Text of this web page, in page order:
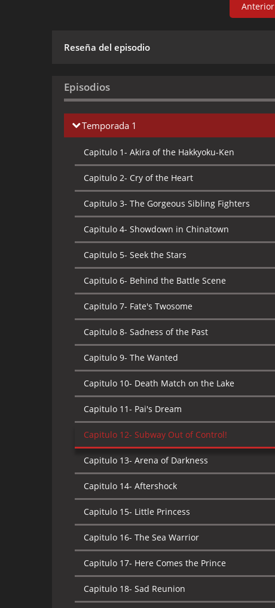
Anterior
Reseña del episodio
Episodios
Temporada 1
Capitulo 1- Akira of the Hakkyoku-Ken
Capitulo 2- Cry of the Heart
Capitulo 3- The Gorgeous Sibling Fighters
Capitulo 4- Showdown in Chinatown
Capitulo 5- Seek the Stars
Capitulo 6- Behind the Battle Scene
Capitulo 7- Fate's Twosome
Capitulo 8- Sadness of the Past
Capitulo 9- The Wanted
Capitulo 10- Death Match on the Lake
Capitulo 11- Pai's Dream
Capitulo 12- Subway Out of Control!
Capitulo 13- Arena of Darkness
Capitulo 14- Aftershock
Capitulo 15- Little Princess
Capitulo 16- The Sea Warrior
Capitulo 17- Here Comes the Prince
Capitulo 18- Sad Reunion